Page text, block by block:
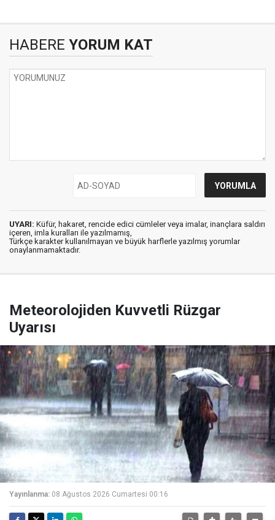
HABERE YORUM KAT
UYARI: Küfür, hakaret, rencide edici cümleler veya imalar, inançlara saldırı
içeren, imla kuralları ile yazılmamış,
Türkçe karakter kullanılmayan ve büyük harflerle yazılmış yorumlar
onaylanmamaktadır.
Meteorolojiden Kuvvetli Rüzgar
Uyarısı
Yayınlanma: 08 Ağustos 2026 Cumartesi 00:16